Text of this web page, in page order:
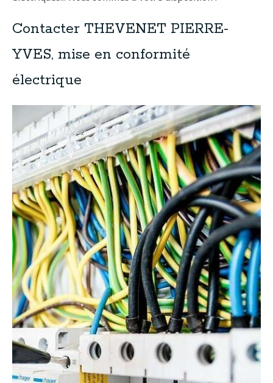
Contacter THEVENET PIERRE-
YVES, mise en conformité
électrique